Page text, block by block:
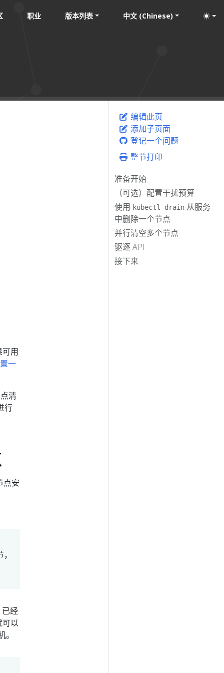
职业 版本列表 中文 (Chinese)
编辑此页
添加子页面
登记一个问题
整节打印
准备开始
（可选）配置干扰预算
使用 kubectl drain 从服务
中删除一个节点
并行清空多个节点
驱逐 API
接下来
可用
一
清
行
点安
经
以